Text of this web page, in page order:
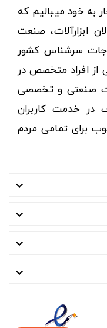
به خود میبالیم که
ابزارآلات، صنعت
سرشناس کشور
از افراد متخصص در
صنعتی و تخصصی
در خدمت کاربران
برای تمامی مردم



